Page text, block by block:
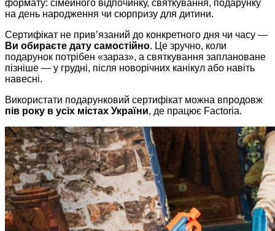
формату: сімейного відпочинку, святкування, подарунку
на день народження чи сюрпризу для дитини.
Сертифікат не прив’язаний до конкретного дня чи часу —
Ви обираєте дату самостійно. Це зручно, коли
подарунок потрібен «зараз», а святкування заплановане
пізніше — у грудні, після новорічних канікул або навіть
навесні.
Використати подарунковий сертифікат можна впродовж
пів року в усіх містах України, де працює Factoria.